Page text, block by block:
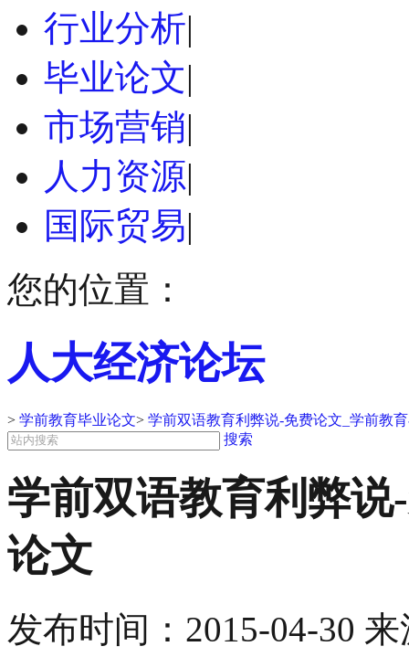
行业分析|
毕业论文|
市场营销|
人力资源|
国际贸易|
您的位置：
人大经济论坛
> 学前教育毕业论文> 学前双语教育利弊说-免费论文_学前教
搜索
学前双语教育利弊
论文
发布时间： 2015-04-30 来